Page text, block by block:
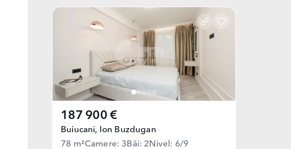
187 900 €
Buiucani, Ion Buzdugan
78 m²Camere: 3 Băi: 2 Nivel: 6/9